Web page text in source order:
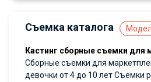
Съемка каталога
Кастинг сборные съемки для
Сборные съемки для
девочки от 4 до 10 лет Съемки